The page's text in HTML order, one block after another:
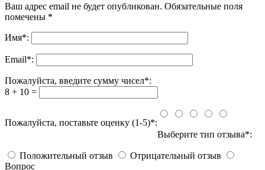
Ваш адрес email не будет опубликован. Обязательные поля
помечены *
Имя*:
Email*:
Пожалуйста, введите сумму чисел*:
8 + 10 =
Пожалуйста, поставьте оценку (1-5)*:
Выберите тип отзыва*:
Положительный отзыв
Отрицательный отзыв
Вопрос